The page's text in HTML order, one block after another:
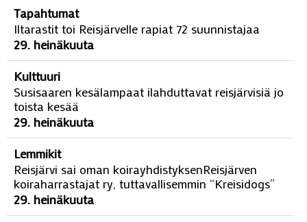
Tapahtumat
Iltarastit toi Reisjärvelle rapiat 72 suunnistajaa
29. heinäkuuta
Kulttuuri
Susisaaren kesälampaat ilahduttavat reisjärvisiä jo
toista kesää
29. heinäkuuta
Lemmikit
Reisjärvi sai oman koirayhdistyksenReisjärven
koiraharrastajat ry, tuttavallisemmin “Kreisidogs”
29. heinäkuuta